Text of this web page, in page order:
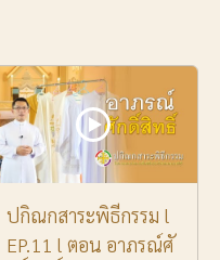
ปกิณกสาระพิธีกรรม l
EP.11 l ตอน อาภรณ์ศั